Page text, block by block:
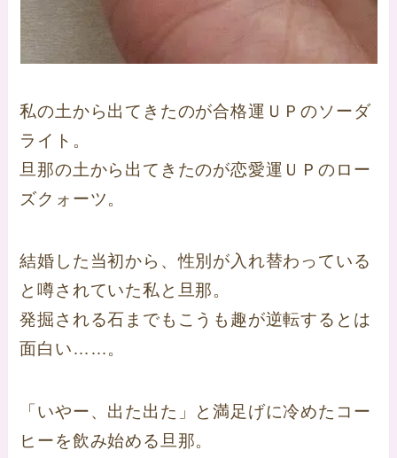
私の土から出てきたのが合格運ＵＰのソーダ
ライト。
旦那の土から出てきたのが恋愛運ＵＰのロー
ズクォーツ。
結婚した当初から、性別が入れ替わっている
と噂されていた私と旦那。
発掘される石までもこうも趣が逆転するとは
面白い……。
「いやー、出た出た」と満足げに冷めたコー
ヒーを飲み始める旦那。